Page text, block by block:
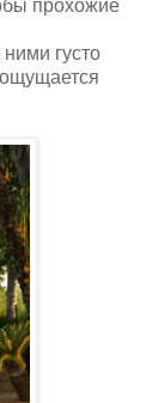
прохожие
густо